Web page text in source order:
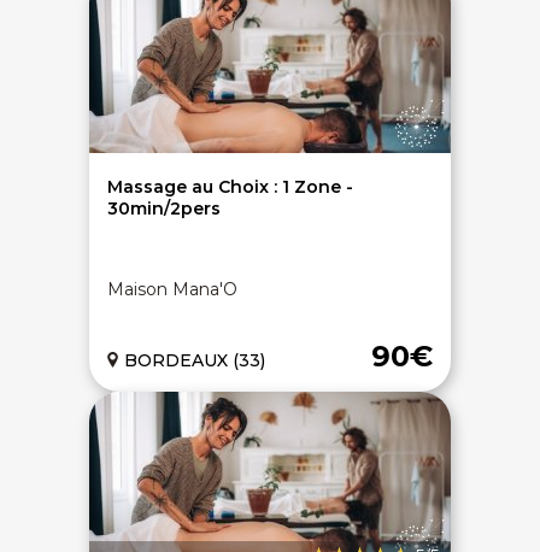
Massage au Choix : 1 Zone -
30min/2pers
Maison Mana'O
90€
BORDEAUX (33)